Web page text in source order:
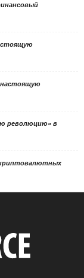
революцию» в
криптовалютных